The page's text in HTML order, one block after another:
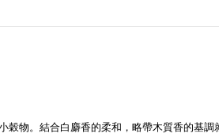
物。結合白麝香的柔和，略帶木質香的基